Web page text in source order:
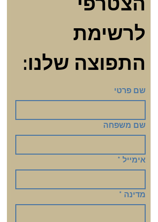
התפוצה שלנו:
שם פרטי
שם משפחה
אימייל *
מדינה *